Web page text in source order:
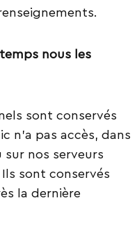
nous les
sont conservés
n’a pas accès, dans
nos serveurs
sont conservés
la dernière